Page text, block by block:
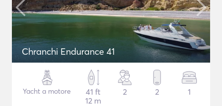
Chranchi Endurance 41
Yacht a motore
41 ft
12 m
2 2 1